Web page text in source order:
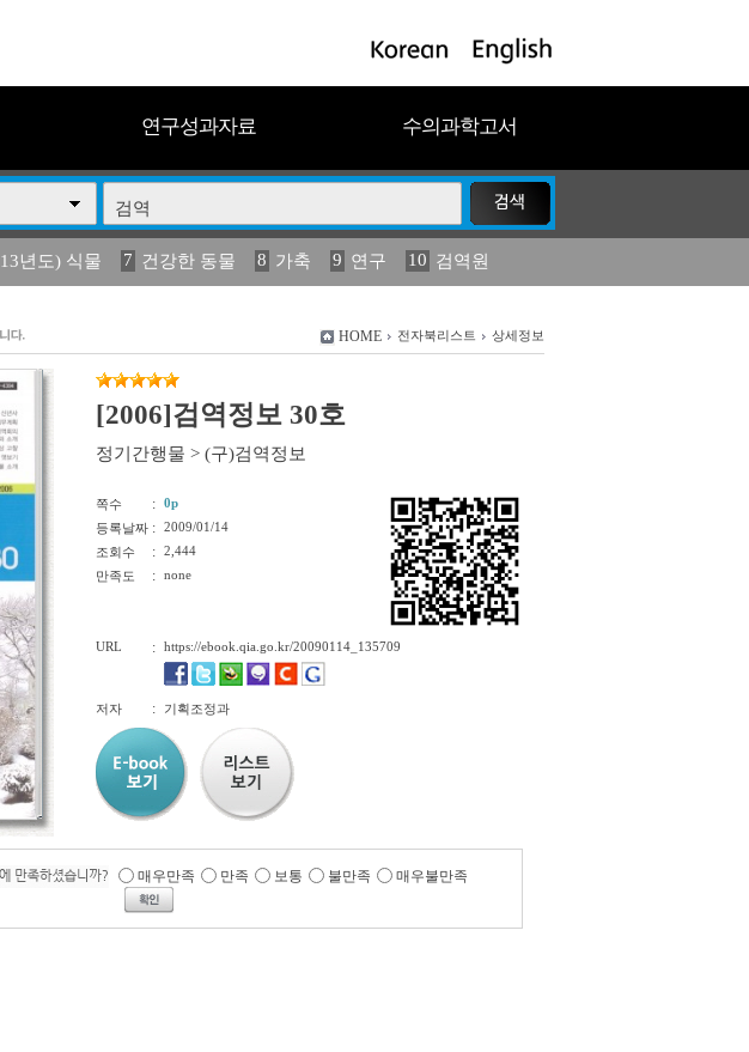
연구성과자료 수의과학고서
년도) 식물 7 건강한 동물 8 가축 9 연구 10 검역원
구제역 16 관리 17 연보 18 2023 19 농림수산
HOME 전자북리스트 상세정보
[2006]검역정보 30호
정기간행물 > (구)검역정보
쪽수 :
0p
등록날짜 :
2009/01/14
조회수
:
2,444
만족도
: none
URL : https://ebook.qia.go.kr/20090114_135709
저자 : 기획조정과
매우만족 만족 보통 불만족 매우불만족